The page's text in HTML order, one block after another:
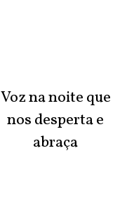
Voz na noite que
nos desperta e
abraça